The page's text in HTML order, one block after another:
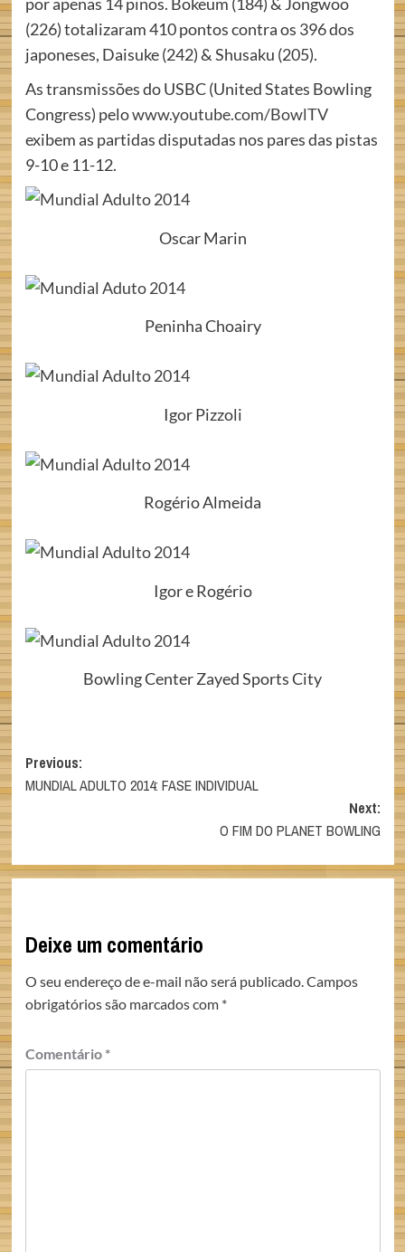
(226) totalizaram 410 pontos contra os 396 dos
japoneses, Daisuke (242) & Shusaku (205).
As transmissões do USBC (United States Bowling
Congress) pelowww.youtube.com/BowlTV
exibem as partidas disputadas nos pares das pistas
9-10 e 11-12.
Oscar Marin
Peninha Choairy
Igor Pizzoli
Rogério Almeida
Igor e Rogério
Bowling Center Zayed Sports City
Post
navigation
Previous:
MUNDIAL ADULTO 2014: FASE INDIVIDUAL
Next:
O FIM DO PLANET BOWLING
Deixe um comentário
O seu endereço de e-mail não será publicado.Campos
obrigatórios são marcados com *
Comentário *